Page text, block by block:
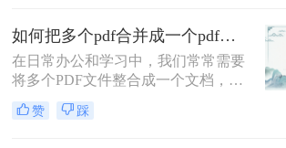
急的！”这样的场景，你是否熟悉？
如何把多个pdf合并成一个pdf？来试试这两种高效方法！
在日常办公和学习中，我们常常需要
将多个PDF文件整合成一个文档，以
便更好地管理和分享信息。那么如何
把多个pdf合并成一个pdf呢？为了帮
赞 踩